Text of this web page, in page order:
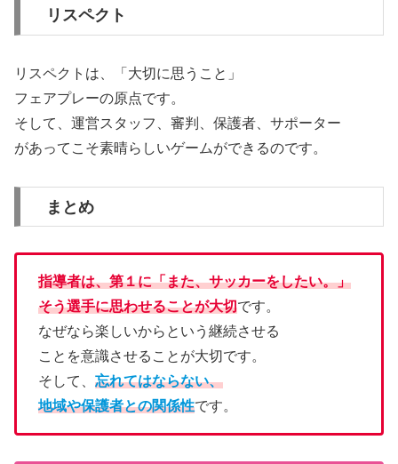
リスペクト
リスペクトは、「大切に思うこと」
フェアプレーの原点です。
そして、運営スタッフ、審判、保護者、サポーター
があってこそ素晴らしいゲームができるのです。
まとめ
指導者は、第１に「また、サッカーをしたい。」
そう選手に思わせることが大切です。
なぜなら楽しいからという継続させる
ことを意識させることが大切です。
そして、 忘れてはならない、
地域や保護者との関係性です。